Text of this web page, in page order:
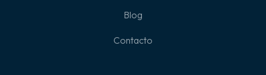
Blog
Contacto